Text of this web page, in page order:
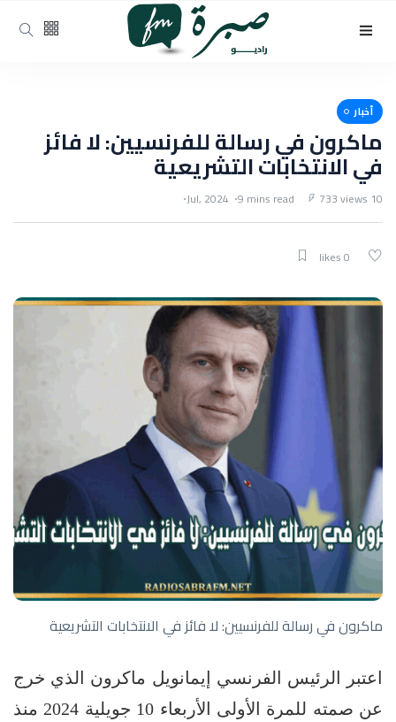
أخبار
ماكرون في رسالة للفرنسيين: لا فائز
في الانتخابات التشريعية
10 Jul, 2024
9 mins read 733 views
ماكرون في رسالة للفرنسيين: لا فائز في الانتخابات التشريعية
اعتبر الرئيس الفرنسي إيمانويل ماكرون الذي خرج
عن صمته للمرة الأولى الأربعاء 10 جويلية 2024 منذ